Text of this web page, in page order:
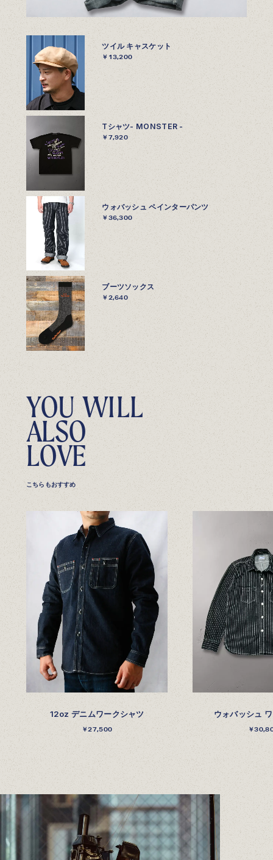
ツイル キャスケット
￥13,200
Tシャツ- MONSTER -
￥7,920
ウォバッシュ ペインターパンツ
￥36,300
ブーツソックス
￥2,640
YOU WILL
ALSO
LOVE
こちらもおすすめ
12oz デニムワークシャツ
￥27,500
ウォバッシュ
￥